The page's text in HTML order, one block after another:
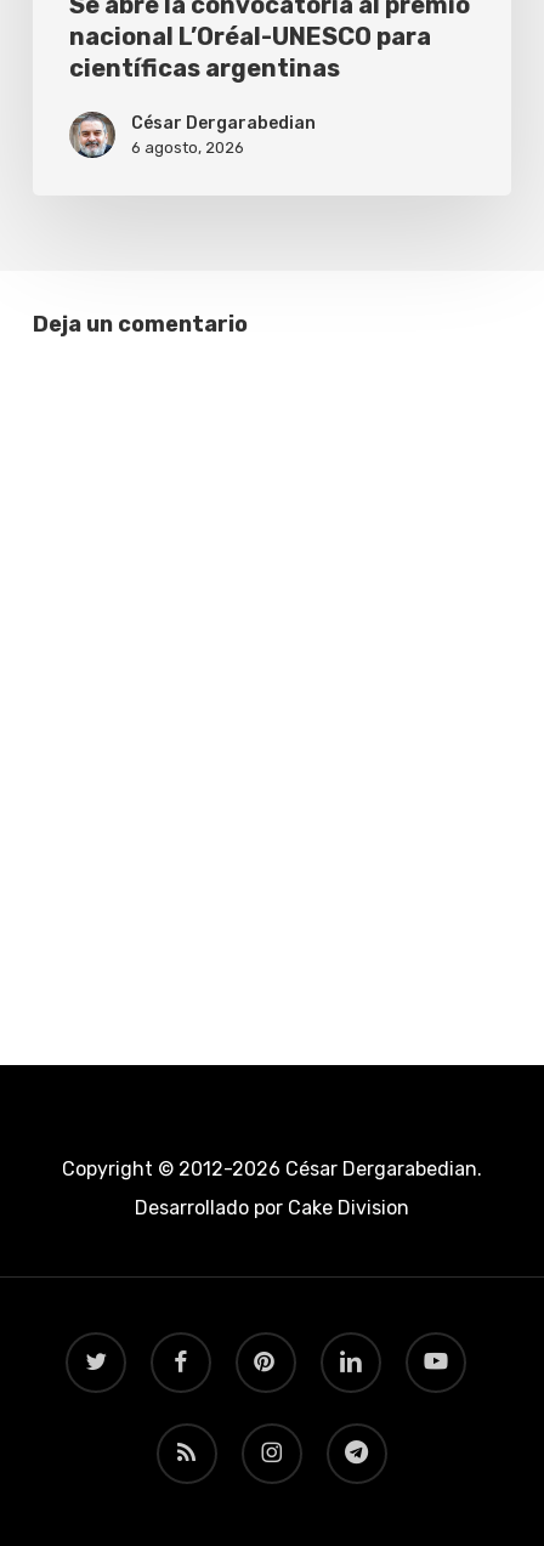
argentinas
nacional L’Oréal-UNESCO para
científicas argentinas
César Dergarabedian
6 agosto, 2026
Deja un comentario
Copyright © 2012-2026 César Dergarabedian.
Desarrollado porCake Division
twitter facebook pinterest linkedin youtube
RSS instagram telegram